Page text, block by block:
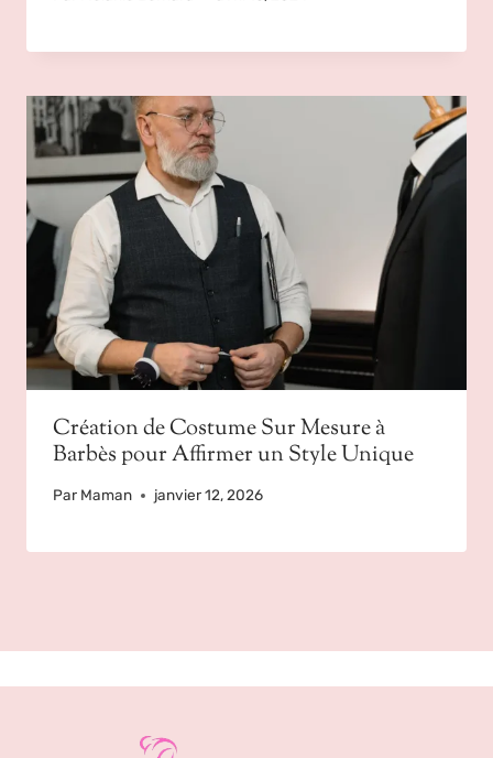
Création de Costume Sur Mesure à
Barbès pour Affirmer un Style Unique
Par Maman janvier 12, 2026